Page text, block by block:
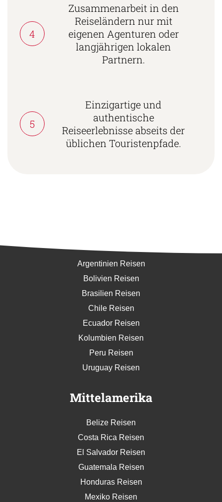
4
Zusammenarbeit in den
Reiseländern nur mit
eigenen Agenturen oder
langjährigen lokalen
Partnern.
5
Einzigartige und
authentische
Reiseerlebnisse abseits der
üblichen Touristenpfade.
Argentinien Reisen
Bolivien Reisen
Brasilien Reisen
Chile Reisen
Ecuador Reisen
Kolumbien Reisen
Peru Reisen
Uruguay Reisen
Mittelamerika
Belize Reisen
Costa Rica Reisen
El Salvador Reisen
Guatemala Reisen
Honduras Reisen
Mexiko Reisen